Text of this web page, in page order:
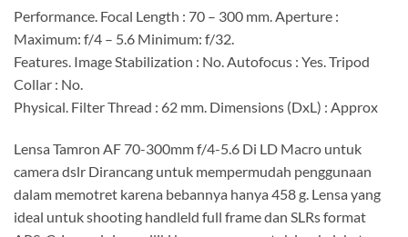
Performance. Focal Length : 70 – 300 mm. Aperture :
Maximum: f/4 – 5.6 Minimum: f/32.
Features. Image Stabilization : No. Autofocus : Yes. Tripod
Collar : No.
Physical. Filter Thread : 62 mm. Dimensions (DxL) : Approx
Lensa Tamron AF 70-300mm f/4-5.6 Di LD Macro untuk
camera dslr Dirancang untuk mempermudah penggunaan
dalam memotret karena bebannya hanya 458 g. Lensa yang
ideal untuk shooting handleld full frame dan SLRs format